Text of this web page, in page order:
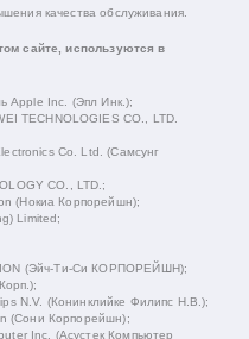
качества обслуживания.
сайте, используются в
Apple Inc. (Эпл Инк.);
TECHNOLOGIES CO., LTD.
Co. Ltd. (Самсунг
CO., LTD.;
(Нокиа Корпорейшн);
Limited;
(Эйч-Ти-Си КОРПОРЕЙШН);
N.V. (Конинклийке Филипс Н.В.);
(Сони Корпорейшн);
Inc. (Асустек Компьютер